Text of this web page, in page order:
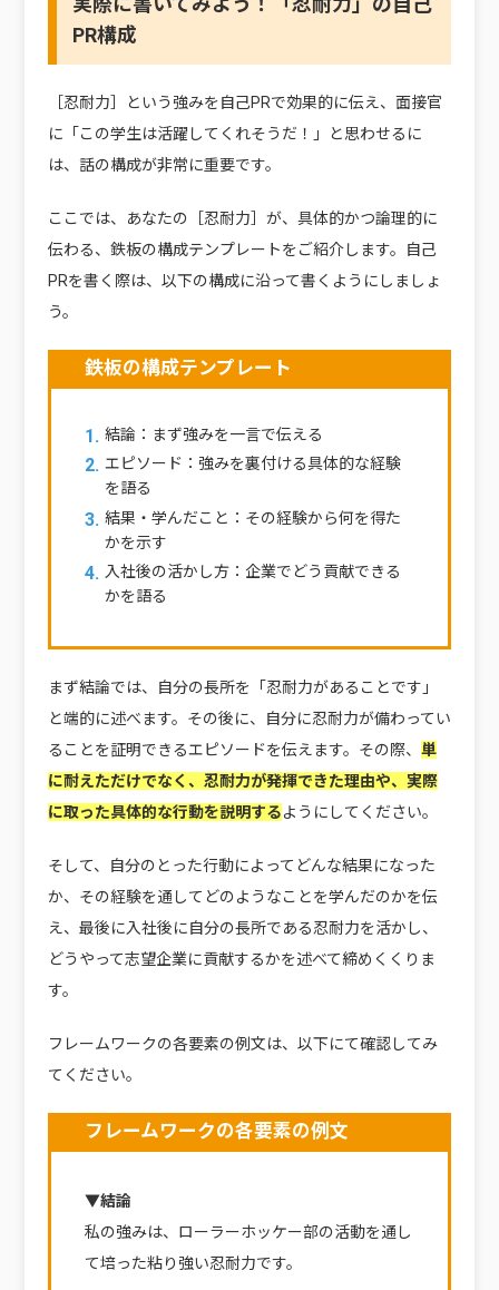
PR構成
［忍耐力］という強みを自己PRで効果的に伝え、面接官
に「この学生は活躍してくれそうだ！」と思わせるに
は、話の構成が非常に重要です。
ここでは、あなたの［忍耐力］が、具体的かつ論理的に
伝わる、鉄板の構成テンプレートをご紹介します。自己
PRを書く際は、以下の構成に沿って書くようにしましょ
う。
鉄板の構成テンプレート
結論：まず強みを一言で伝える
エピソード：強みを裏付ける具体的な経験
を語る
結果・学んだこと：その経験から何を得た
かを示す
入社後の活かし方：企業でどう貢献できる
かを語る
まず結論では、自分の長所を「忍耐力があることです」
と端的に述べます。その後に、自分に忍耐力が備わってい
ることを証明できるエピソードを伝えます。その際、 単
に耐えただけでなく、忍耐力が発揮できた理由や、実際
に取った具体的な行動を説明するようにしてください。
そして、自分のとった行動によってどんな結果になった
か、その経験を通してどのようなことを学んだのかを伝
え、最後に入社後に自分の長所である忍耐力を活かし、
どうやって志望企業に貢献するかを述べて締めくくりま
す。
フレームワークの各要素の例文は、以下にて確認してみ
てください。
フレームワークの各要素の例文
▼結論
私の強みは、ローラーホッケー部の活動を通し
て培った粘り強い忍耐力です。